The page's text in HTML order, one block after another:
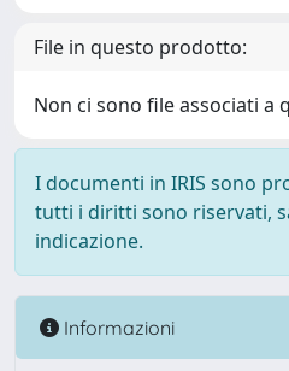
File in questo prodotto:
Non ci sono file associati a
I documenti in IRIS sono
tutti i diritti sono riservati,
indicazione.
Informazioni